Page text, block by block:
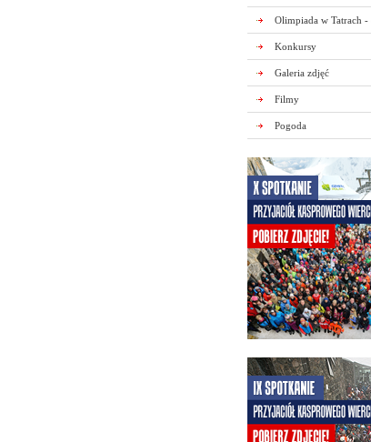
Olimpiada w Tatrach -
Konkursy
Galeria zdjęć
Filmy
Pogoda